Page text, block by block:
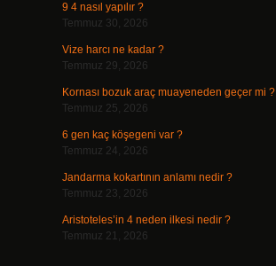
9 4 nasıl yapılır ?
Temmuz 30, 2026
Vize harcı ne kadar ?
Temmuz 29, 2026
Kornası bozuk araç muayeneden geçer mi ?
Temmuz 25, 2026
6 gen kaç köşegeni var ?
Temmuz 24, 2026
Jandarma kokartının anlamı nedir ?
Temmuz 23, 2026
Aristoteles’in 4 neden ilkesi nedir ?
Temmuz 21, 2026